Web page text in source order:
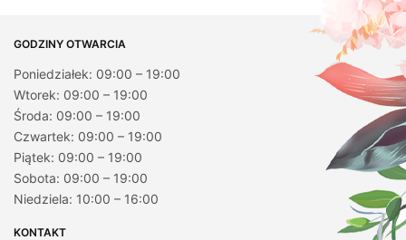
GODZINY OTWARCIA
Poniedziałek: 09:00 – 19:00
Wtorek: 09:00 – 19:00
Środa: 09:00 – 19:00
Czwartek: 09:00 – 19:00
Piątek: 09:00 – 19:00
Sobota: 09:00 – 19:00
Niedziela: 10:00 – 16:00
KONTAKT